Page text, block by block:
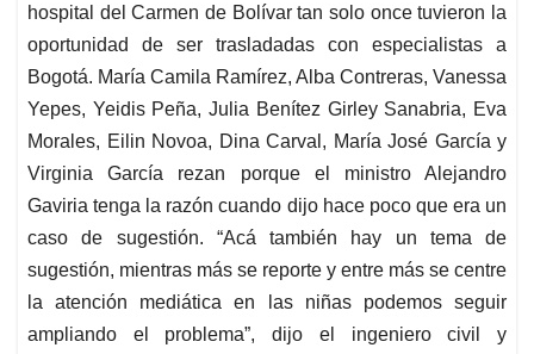
hospital del Carmen de Bolívar tan solo once tuvieron la
oportunidad de ser trasladadas con especialistas a
Bogotá. María Camila Ramírez, Alba Contreras, Vanessa
Yepes, Yeidis Peña, Julia Benítez Girley Sanabria, Eva
Morales, Eilin Novoa, Dina Carval, María José García y
Virginia García rezan porque el ministro Alejandro
Gaviria tenga la razón cuando dijo hace poco que era un
caso de sugestión. “Acá también hay un tema de
sugestión, mientras más se reporte y entre más se centre
la atención mediática en las niñas podemos seguir
ampliando el problema”, dijo el ingeniero civil y